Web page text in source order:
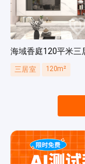
三居室 120m²